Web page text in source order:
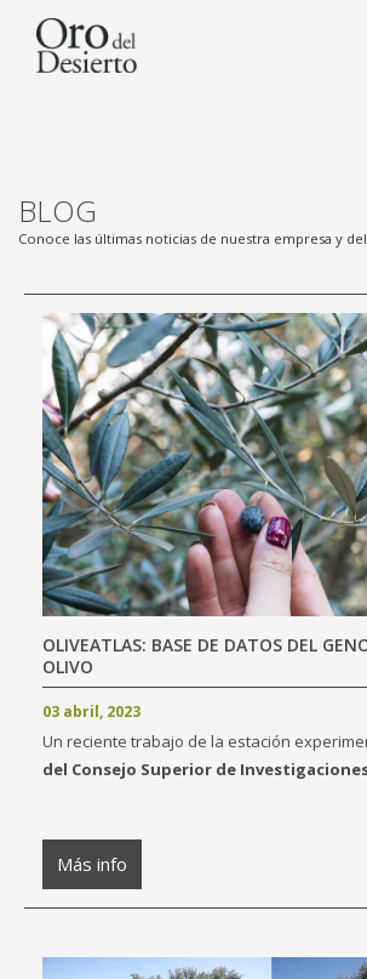
BLOG
Conoce las últimas noticias de nuestra empresa y
OLIVEATLAS: BASE DE DATOS DEL
OLIVO
03 abril, 2023
Un reciente trabajo de la estación
del Consejo Superior de
Más info